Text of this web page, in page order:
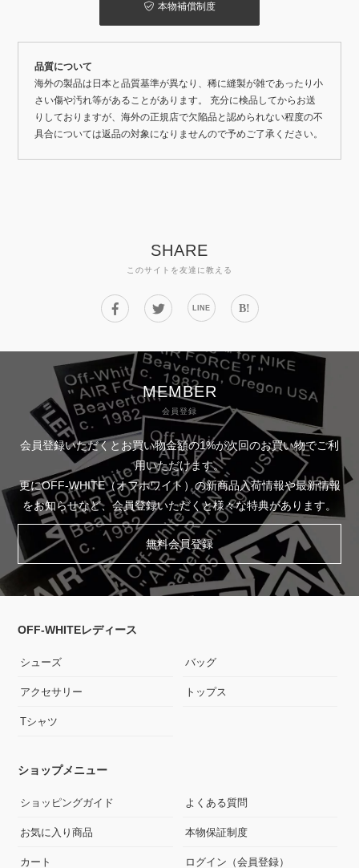
本物補償制度
品質について
海外の製品は日本と品質基準が異なり、稀に縫製が雑であったり小
さい傷や汚れ等があることがあります。 充分に検品してからお送
りしておりますが、海外の正規店で欠陥品と認められない程度の不
具合については返品の対象になりませんので予めご了承ください。
SHARE
このサイトを友達に教える
LINE B!
MEMBER
会員登録
会員登録いただくとお買い物金額の1%が次回のお買い物でご利
用いただけます。
更にOFF-WHITE（オフホワイト）の新商品入荷情報や最新情報
をお知らせなど、会員登録いただくと様々な特典があります。
無料会員登録
OFF-WHITEレディース
シューズ バッグ
アクセサリー トップス
Tシャツ
ショップメニュー
ショッピングガイド よくある質問
お気に入り商品 本物保証制度
カート ログイン（会員登録）